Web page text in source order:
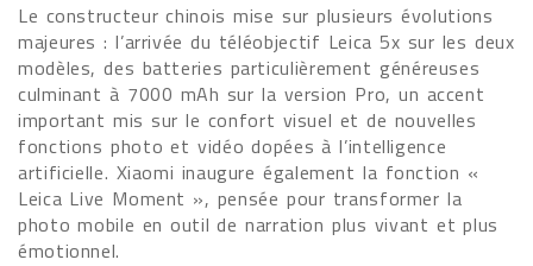
Le constructeur chinois mise sur plusieurs évolutions
majeures : l’arrivée du téléobjectif Leica 5x sur les deux
modèles, des batteries particulièrement généreuses
culminant à 7000 mAh sur la version Pro, un accent
important mis sur le confort visuel et de nouvelles
fonctions photo et vidéo dopées à l’intelligence
artificielle. Xiaomi inaugure également la fonction «
Leica Live Moment », pensée pour transformer la
photo mobile en outil de narration plus vivant et plus
émotionnel.